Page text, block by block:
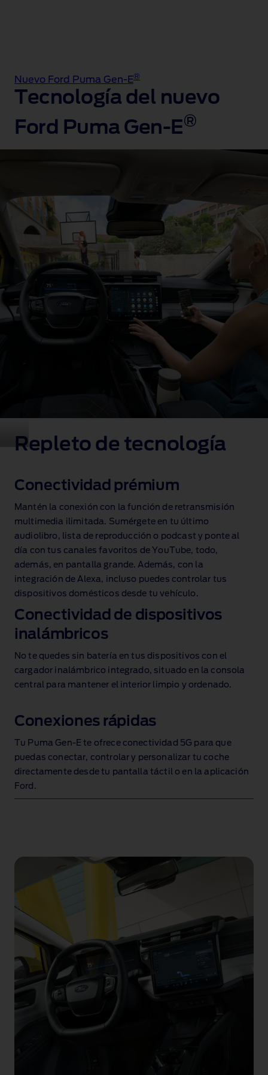
Nuevo Ford Puma Gen-E®
Tecnología del nuevo
Ford Puma Gen-E®
Repleto de tecnología
Conectividad prémium
Mantén la conexión con la función de retransmisión
multimedia ilimitada. Sumérgete en tu último
audiolibro, lista de reproducción o podcast y ponte al
día con tus canales favoritos de YouTube, todo,
además, en pantalla grande. Además, con la
integración de Alexa, incluso puedes controlar tus
dispositivos domésticos desde tu vehículo.
Conectividad de dispositivos
inalámbricos
No te quedes sin batería en tus dispositivos con el
cargador inalámbrico integrado, situado en la consola
central para mantener el interior limpio y ordenado.
Conexiones rápidas
Tu Puma Gen‑E te ofrece conectividad 5G para que
puedas conectar, controlar y personalizar tu coche
directamente desde tu pantalla táctil o en la aplicación
Ford.